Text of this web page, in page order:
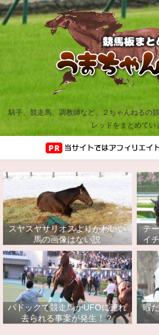
騎手、競走馬、調教師など、２ちゃんねるの
レッドをまとめてい
スヤスヤサリオスよりかわいい
馬の画像はない説
テ
イ
パドックで競走馬がUFOに連れ
去られる事案が発生！？
暇